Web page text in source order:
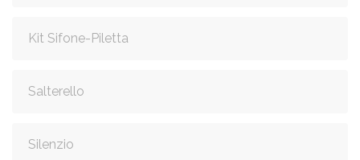
Kit Sifone-Piletta
Salterello
Silenzio